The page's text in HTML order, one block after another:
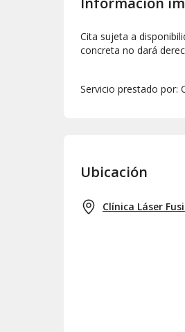
centro.
Oferta valida
Esta oferta
Cita sujeta a
concreta no dará
Servicio prestado por:
Ubicación
Clínica Láser